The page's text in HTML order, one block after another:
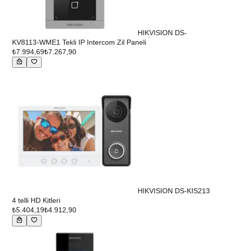
HIKVISION DS-
KV8113-WME1 Tekli IP Intercom Zil Paneli
₺7.994,69₺7.267,90
HIKVISION DS-KIS213
4 telli HD Kitleri
₺5.404,19₺4.912,90